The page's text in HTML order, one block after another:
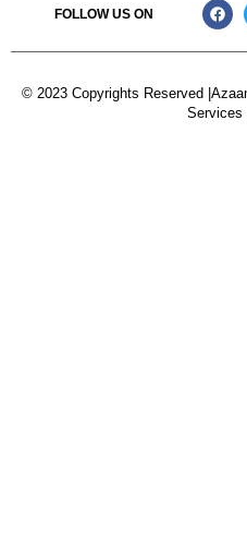
FOLLOW US ON
© 2023 Copyrights Reserved
Services